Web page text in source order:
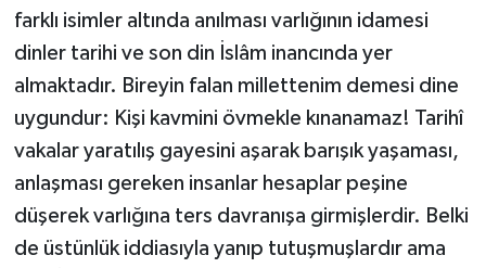
farklı isimler altında anılması varlığının idamesi
dinler tarihi ve son din İslâm inancında yer
almaktadır. Bireyin falan millettenim demesi dine
uygundur: Kişi kavmini övmekle kınanamaz! Tarihî
vakalar yaratılış gayesini aşarak barışık yaşaması,
anlaşması gereken insanlar hesaplar peşine
düşerek varlığına ters davranışa girmişlerdir. Belki
de üstünlük iddiasıyla yanıp tutuşmuşlardır ama